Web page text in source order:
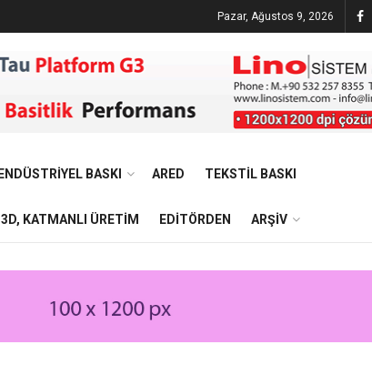
Pazar, Ağustos 9, 2026
BASKI ARED TEKSTIL BASKI
3D, KATMANLI ÜRETIM EDITÖRDEN ARŞIV